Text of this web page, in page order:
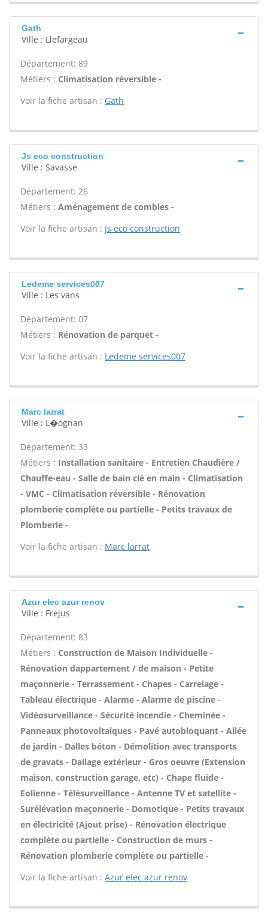
Gath
Ville : Llefargeau
Département: 89
Métiers : Climatisation réversible -
Voir la fiche artisan : Gath
Js eco construction
Ville : Savasse
Département: 26
Métiers : Aménagement de combles -
Voir la fiche artisan : Js eco construction
Ledeme services007
Ville : Les vans
Département: 07
Métiers : Rénovation de parquet -
Voir la fiche artisan : Ledeme services007
Marc larrat
Ville : L�ognan
Département: 33
Métiers : Installation sanitaire - Entretien Chaudière /
Chauffe-eau - Salle de bain clé en main - Climatisation
- VMC - Climatisation réversible - Rénovation
plomberie complète ou partielle - Petits travaux de
Plomberie -
Voir la fiche artisan : Marc larrat
Azur elec azur renov
Ville : Frejus
Département: 83
Métiers : Construction de Maison Individuelle -
Rénovation dappartement / de maison - Petite
maçonnerie - Terrassement - Chapes - Carrelage -
Tableau électrique - Alarme - Alarme de piscine -
Vidéosurveillance - Sécurité incendie - Cheminée -
Panneaux photovoltaïques - Pavé autobloquant - Allée
de jardin - Dalles béton - Démolition avec transports
de gravats - Dallage extérieur - Gros oeuvre (Extension
maison, construction garage, etc) - Chape fluide -
Eolienne - Télésurveillance - Antenne TV et satellite -
Surélévation maçonnerie - Domotique - Petits travaux
en électricité (Ajout prise) - Rénovation électrique
complète ou partielle - Construction de murs -
Rénovation plomberie complète ou partielle -
Voir la fiche artisan : Azur elec azur renov